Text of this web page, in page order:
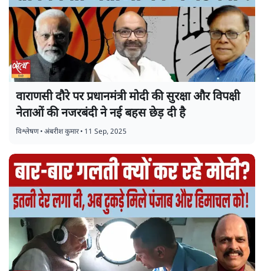
वाराणसी दौरे पर प्रधानमंत्री मोदी की सुरक्षा और विपक्षी
नेताओं की नजरबंदी ने नई बहस छेड़ दी है
विश्लेषण•अंबरीश कुमार• 11 Sep, 2025